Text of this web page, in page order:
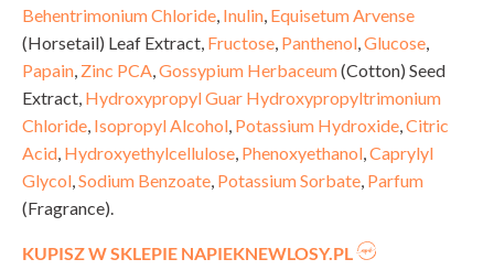
Behentrimonium Chloride, Inulin, Equisetum Arvense
(Horsetail) Leaf Extract, Fructose, Panthenol,Glucose,
Papain, Zinc PCA,Gossypium Herbaceum(Cotton) Seed
Extract, Hydroxypropyl Guar Hydroxypropyltrimonium
Chloride, Isopropyl Alcohol, Potassium Hydroxide,Citric
Acid, Hydroxyethylcellulose, Phenoxyethanol,Caprylyl
Glycol,Sodium Benzoate, Potassium Sorbate, Parfum
(Fragrance).
KUPISZ W SKLEPIE NAPIEKNEWLOSY.PL